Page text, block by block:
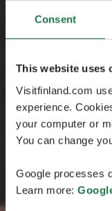
Consent
This website uses
Visitfinland.com
experience.
your computer or
You can change
Google processes
Learn more: